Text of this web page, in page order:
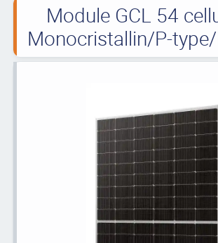
Module GCL 54
Monocristallin/P-type/